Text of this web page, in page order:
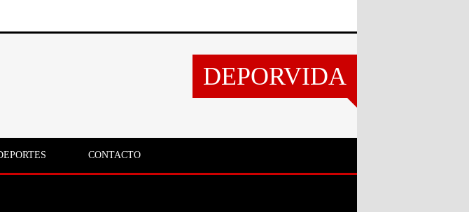
DEPORVIDA
CONTACTO